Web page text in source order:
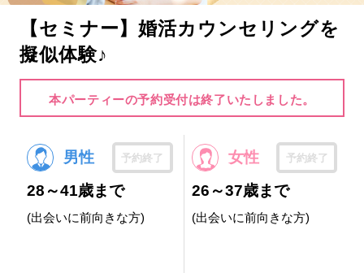
【セミナー】婚活カウンセリングを
擬似体験♪
本パーティーの予約受付は終了いたしました。
男性 予約終了
28～41歳まで
(出会いに前向きな方)
女性 予約終了
26～37歳まで
(出会いに前向きな方)